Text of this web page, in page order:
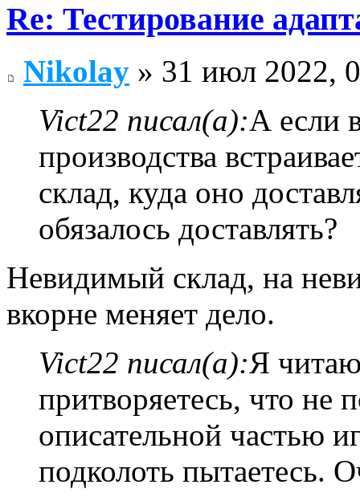
Re: Тестирование
Nikolay » 31 июл 2022,
Vict22 писал(а):А если
производства
склад, куда оно
обязалось доставлять?
Невидимый склад, на
вкорне меняет дело.
Vict22 писал(а):Я
притворяетесь, что не
описательной частью
подколоть пытаетесь.